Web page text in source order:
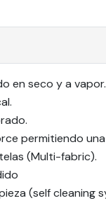
en seco y a vapor.
permitiendo
(Multi-fabric).
(self cleaning